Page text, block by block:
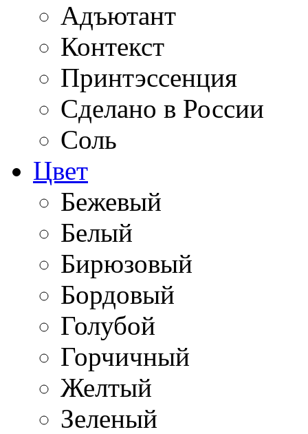
Адъютант
Контекст
Принтэссенция
Сделано в России
Соль
Цвет
Бежевый
Белый
Бирюзовый
Бордовый
Голубой
Горчичный
Желтый
Зеленый